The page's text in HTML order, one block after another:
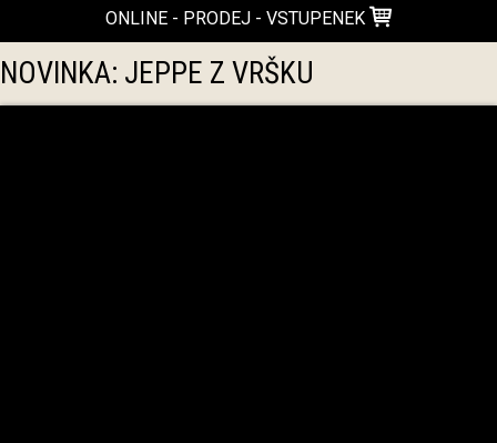
ONLINE - PRODEJ - VSTUPENEK
NOVINKA: JEPPE Z VRŠKU